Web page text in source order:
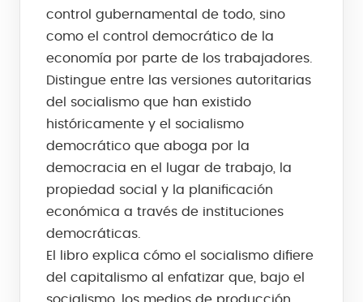
control gubernamental de todo, sino
como el control democrático de la
economía por parte de los trabajadores.
Distingue entre las versiones autoritarias
del socialismo que han existido
históricamente y el socialismo
democrático que aboga por la
democracia en el lugar de trabajo, la
propiedad social y la planificación
económica a través de instituciones
democráticas.
El libro explica cómo el socialismo difiere
del capitalismo al enfatizar que, bajo el